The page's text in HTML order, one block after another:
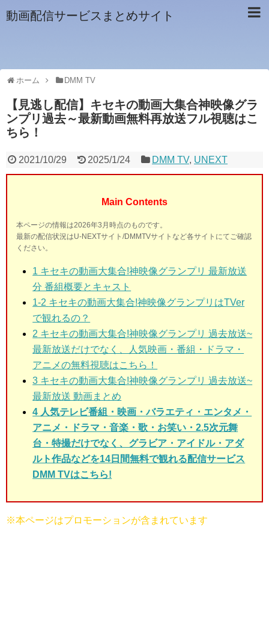
動画配信サービスまとめサイト
ホーム DMM TV
【見逃し配信】キセキの動画大集合神映像グラ
ンプリ過去～最新動画無料再放送フル視聴はこ
ちら！
2021/10/29 2025/1/24 DMM TV, UNEXT
Main Contents
本ページの情報は2026年3月時点のものです。
最新の配信状況はU-NEXTサイト/DMMTVサイトなど各サイトにてご確認
ください。
1 キセキの動画大集合!神映像グランプリ 最新放送
分 番組概要とキャスト
1-2 キセキの動画大集合!神映像グランプリはTVer
で観れるの？
2 キセキの動画大集合!神映像グランプリ 過去放送~
最新放送だけでなく、人気映画・番組・ドラマ・
アニメの無料視聴はこちら！
3 キセキの動画大集合!神映像グランプリ 過去放送~
最新放送 動画まとめ
4 人気テレビ番組・映画・バラエティ・エンタメ・
アニメ・ドラマ・音楽・歌・お笑い・2.5次元舞
台・特撮だけでなく、グラビア・アイドル・アダ
ルト作品などを14日間無料で観れる配信サービス
DMM TVはこちら!
※本ページはプロモーションが含まれています